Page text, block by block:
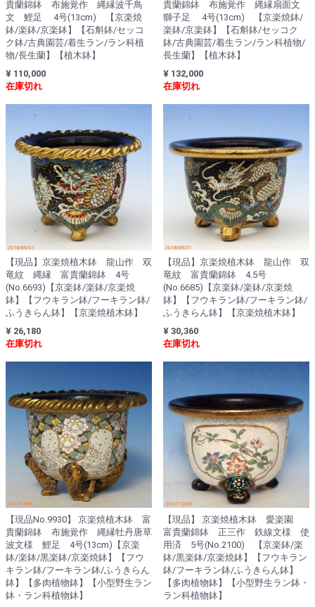
貴蘭錦鉢 布施覚作 縄縁波千鳥
文 鯉足 4号(13cm) 【京楽焼
鉢/楽鉢/京楽鉢】【石斛鉢/セッコ
ク鉢/古典園芸/着生ラン/ラン科植
物/長生蘭】【植木鉢】
¥ 110,000
在庫切れ
貴蘭錦鉢 布施覚作 縄縁扇面文
獅子足 4号(13cm) 【京楽焼鉢/
楽鉢/京楽鉢】【石斛鉢/セッコク
鉢/古典園芸/着生ラン/ラン科植物/
長生蘭】【植木鉢】
¥ 132,000
在庫切れ
【現品】京楽焼植木鉢 龍山作 双
竜紋 縄縁 富貴蘭錦鉢 4号
(No.6693)【京楽鉢/楽鉢/京楽焼
鉢】【フウキラン鉢/フーキラン鉢/
ふうきらん鉢】【京楽焼植木鉢】
¥ 26,180
在庫切れ
【現品】京楽焼植木鉢 龍山作 双
竜紋 富貴蘭錦鉢 4.5号
(No.6685)【京楽鉢/楽鉢/京楽焼
鉢】【フウキラン鉢/フーキラン鉢/
ふうきらん鉢】【京楽焼植木鉢】
¥ 30,360
在庫切れ
【現品No.9930】 京楽焼植木鉢 富
貴蘭錦鉢 布施覚作 縄縁牡丹唐草
波文様 鯉足 4号(13cm)【京楽
鉢/楽鉢/黒楽鉢/京楽焼鉢】【フウ
キラン鉢/フーキラン鉢/ふうきらん
鉢】【多肉植物鉢】【小型野生ラン
鉢・ラン科植物鉢】
【現品】 京楽焼植木鉢 愛楽園
富貴蘭錦鉢 正三作 鉄線文様 使
用済 5号(No.2100) 【京楽鉢/楽
鉢/黒楽鉢/京楽焼鉢】【フウキラン
鉢/フーキラン鉢/ふうきらん鉢】
【多肉植物鉢】【小型野生ラン鉢・
ラン科植物鉢】